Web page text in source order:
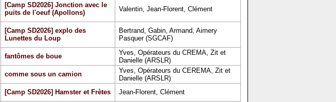
[Camp SD2026] Jonction avec le
puits de l'oeuf (Apollons)
Valentin, Jean-Florent, Clément
[Camp SD2026] explo des
Lunettes du Loup
Bertrand, Gabin, Armand, Aimery
Pasquer (SGCAF)
fantômes de boue
Yves, Opérateurs du CREMA, Zit et
Danielle (ARSLR)
comme sous un camion
Yves, Opérateurs du CEREMA, Zit et
Danielle (ARSLR)
[Camp SD2026] Hamster et Frètes
Jean-Florent, Clément